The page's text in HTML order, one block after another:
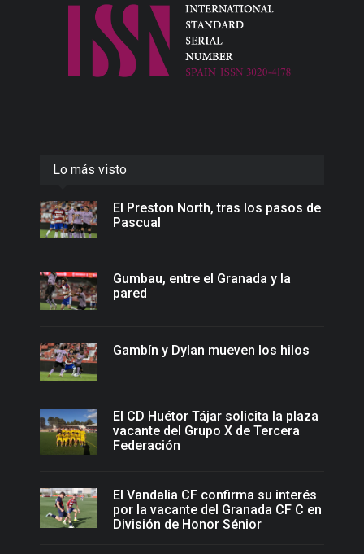
Lo más visto
El Preston North, tras los pasos de
Pascual
Gumbau, entre el Granada y la
pared
Gambín y Dylan mueven los hilos
El CD Huétor Tájar solicita la plaza
vacante del Grupo X de Tercera
Federación
El Vandalia CF confirma su interés
por la vacante del Granada CF C en
División de Honor Sénior